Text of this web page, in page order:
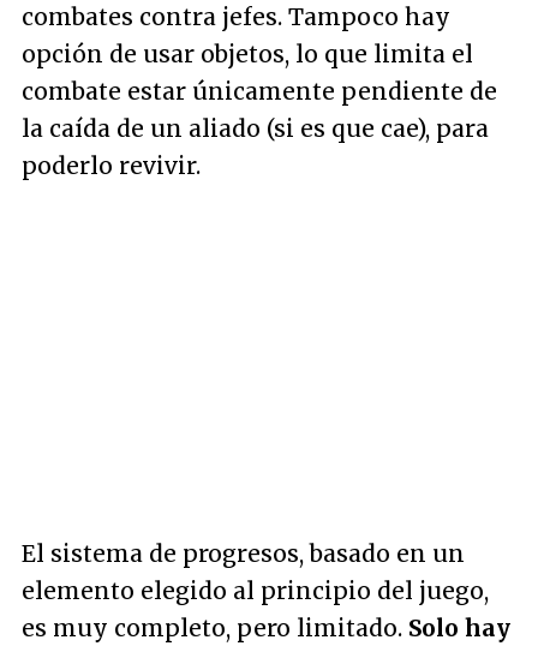
combates contra jefes. Tampoco hay
opción de usar objetos, lo que limita el
combate estar únicamente pendiente de
la caída de un aliado (si es que cae), para
poderlo revivir.
El sistema de progresos, basado en un
elemento elegido al principio del juego,
es muy completo, pero limitado. Solo hay